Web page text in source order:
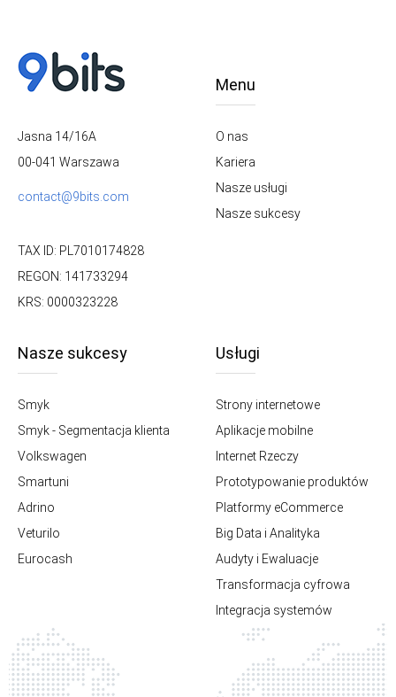
Jasna 14/16A
00-041 Warszawa
contact@9bits.com
TAX ID: PL7010174828
REGON: 141733294
KRS: 0000323228
Menu
O nas
Kariera
Nasze usługi
Nasze sukcesy
Nasze sukcesy
Smyk
Smyk - Segmentacja klienta
Volkswagen
Smartuni
Adrino
Veturilo
Eurocash
Usługi
Strony internetowe
Aplikacje mobilne
Internet Rzeczy
Prototypowanie produktów
Platformy eCommerce
Big Data i Analityka
Audyty i Ewaluacje
Transformacja cyfrowa
Integracja systemów